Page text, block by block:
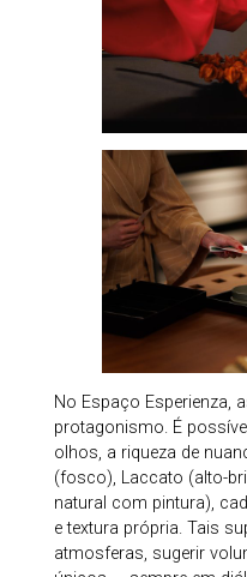
No Espaço Esperienza,
protagonismo. É
olhos, a riqueza de
(fosco), Laccato (alto-
natural com pintura),
e textura própria. Tais
atmosferas, sugerir